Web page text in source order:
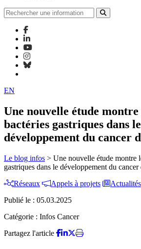
EN
Une nouvelle étude
bactéries gastriques dans le
développement du cancer
Le blog infos > Une nouvelle étude montre
gastriques dans le développement du cancer
Réseaux
Appels à projets
Actualités
Publié le : 05.03.2025
Catégorie : Infos Cancer
Partagez l'article